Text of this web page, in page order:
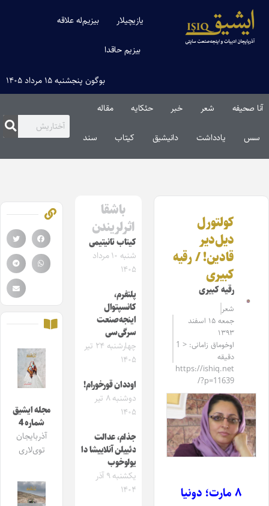
یازیچیلار بیزیم‌له علاقه
بیزیم حاقدا
بوگون پنجشنبه ۱۵ مرداد ۱۴۰۵
آنا صحیفه شعر خبر حئکایه مقاله‌
سس یادداشت دانیشیق کیتاب سند
کولتورل
دیل‌دیر
قادین! / رقیه
کبیری
رقیه کبیری
شعر
جمعه ۱۵ اسفند
۱۳۹۳
اوخوماق زامانی: < 1
دقیقه
https://ishiq.net
/?p=11639
۸ مارت؛ دونیا
باشقا
اثرلریندن
کیتاب تانیتیمی
شنبه ۱۰ مرداد
۱۴۰۵
پلتفرم،
کانسپتوال
اینجه‌صنعت
سرگی‌سی
چهارشنبه ۲۴ تیر
۱۴۰۵
اوددان قورخورام!
دوشنبه ۸ تیر
۱۴۰۵
جذام، عدالت
دئییلن آنلاییشا دا
یولوخوب
یکشنبه ۹ آذر
۱۴۰۴
مجله ایشیق
شماره 4
آذربایجان
توی‌لاری